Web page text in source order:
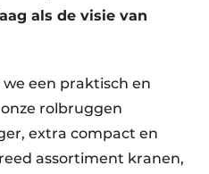
als de visie van
een praktisch en
rolbruggen
extra compact en
assortiment kranen,